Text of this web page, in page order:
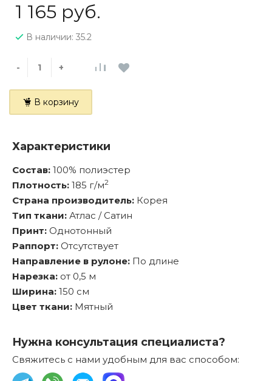
1 165 руб.
В наличии: 35.2
- +
В корзину
Характеристики
Состав: 100% полиэстер
Плотность: 185 г/м2
Страна производитель: Корея
Тип ткани: Атлас / Сатин
Принт: Однотонный
Раппорт: Отсутствует
Направление в рулоне: По длине
Нарезка: от 0,5 м
Ширина: 150 см
Цвет ткани: Мятный
Нужна консультация специалиста?
Свяжитесь с нами удобным для вас способом: